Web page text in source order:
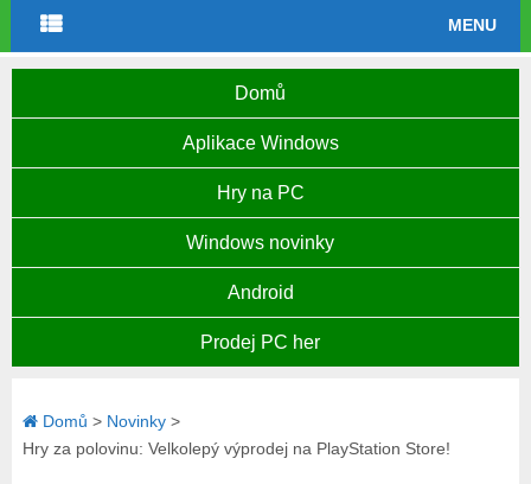
MENU
Domů
Aplikace Windows
Hry na PC
Windows novinky
Android
Prodej PC her
Domů > Novinky>
Hry za polovinu: Velkolepý výprodej na PlayStation Store!